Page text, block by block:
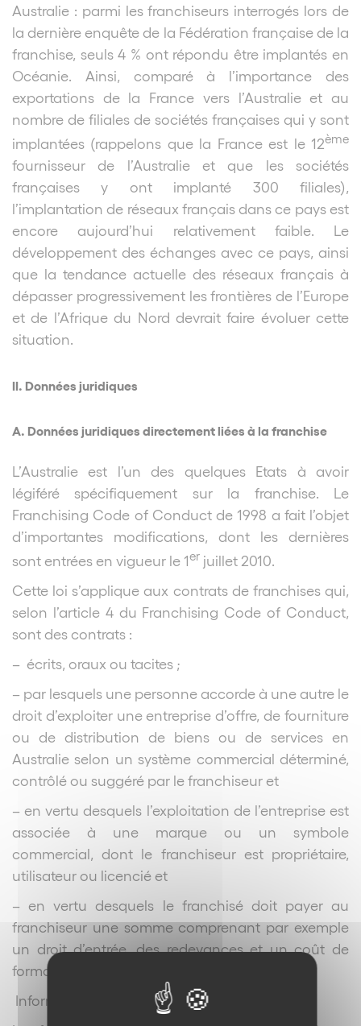
Australie : parmi les franchiseurs interrogés lors de
la dernière enquête de la Fédération française de la
franchise, seuls 4 % ont répondu être implantés en
Océanie. Ainsi, comparé à l’importance des
exportations de la France vers l’Australie et au
nombre de filiales de sociétés françaises qui y sont
implantées (rappelons que la France est le 12ème
fournisseur de l’Australie et que les sociétés
françaises y ont implanté 300 filiales),
l’implantation de réseaux français dans ce pays est
encore aujourd’hui relativement faible. Le
développement des échanges avec ce pays, ainsi
que la tendance actuelle des réseaux français à
dépasser progressivement les frontières de l’Europe
et de l’Afrique du Nord devrait faire évoluer cette
situation.
II. Données juridiques
A. Données juridiques directement liées à la franchise
L’Australie est l’un des quelques Etats à avoir
légiféré spécifiquement sur la franchise. Le
Franchising Code of Conduct de 1998 a fait l’objet
d’importantes modifications, dont les dernières
sont entrées en vigueur le 1er juillet 2010.
Cette loi s’applique aux contrats de franchises qui,
selon l’article 4 du Franchising Code of Conduct,
sont des contrats :
– écrits, oraux ou tacites ;
– par lesquels une personne accorde à une autre le
droit d’exploiter une entreprise d’offre, de fourniture
ou de distribution de biens ou de services en
Australie selon un système commercial déterminé,
contrôlé ou suggéré par le franchiseur et
– en vertu desquels l’exploitation de l’entreprise est
associée à une marque ou un symbole
commercial, dont le franchiseur est propriétaire,
utilisateur ou licencié et
– en vertu desquels le franchisé doit payer au
franchiseur une somme comprenant par exemple
un droit d’entrée, des redevances et un coût de
formation.
Information précontractuelle